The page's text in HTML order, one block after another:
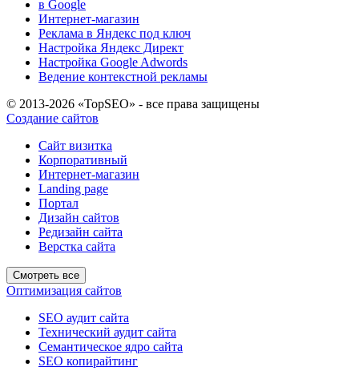
в Google
Интернет-магазин
Реклама в Яндекс под ключ
Настройка Яндекс Директ
Настройка Google Adwords
Ведение контекстной рекламы
© 2013-2026 «TopSEO» - все права защищены
Создание сайтов
Сайт визитка
Корпоративный
Интернет-магазин
Landing page
Портал
Дизайн сайтов
Редизайн сайта
Верстка сайта
Смотреть все
Оптимизация сайтов
SEO аудит сайта
Технический аудит сайта
Семантическое ядро сайта
SEO копирайтинг